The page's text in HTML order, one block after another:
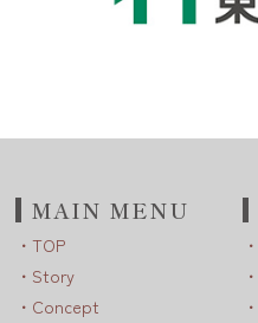
MAIN MENU
TOP
Story
Concept